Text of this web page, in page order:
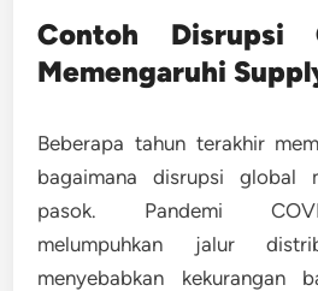
Contoh Disrupsi
Memengaruhi
Beberapa tahun terakhir
bagaimana disrupsi global
pasok. Pandemi
melumpuhkan jalur
menyebabkan kekurangan